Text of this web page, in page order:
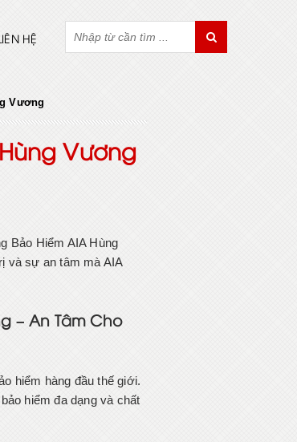
HỆ
Vương
Vương
Bảo Hiểm AIA Hùng
và sự an tâm mà AIA
– An Tâm Cho
hiểm hàng đầu thế giới.
hiểm đa dạng và chất